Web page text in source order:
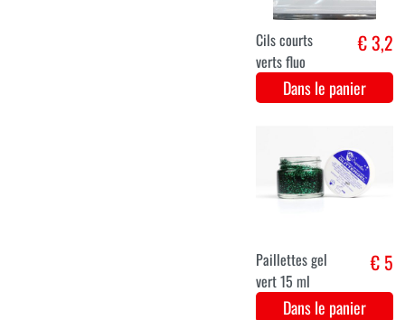
Tatouages sexy
noirs différents
styles - 17
€ 2,6
Dans le panier
Maquillage
Dent
Manquante
€ 1,9